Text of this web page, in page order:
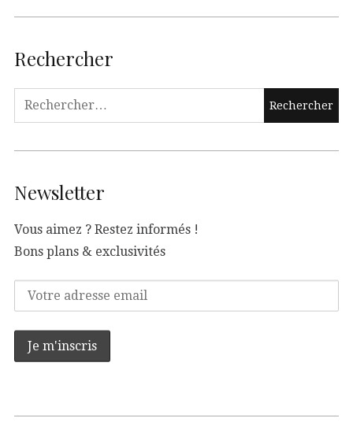
Rechercher
Newsletter
Vous aimez ? Restez informés !
Bons plans & exclusivités